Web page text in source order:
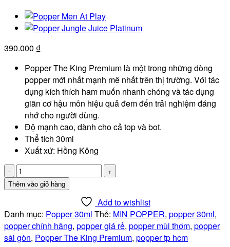
390.000 ₫
Popper The King Premium là một trong những dòng
popper mới nhất mạnh mẽ nhất trên thị trường. Với tác
dụng kích thích ham muốn nhanh chóng và tác dụng
giãn cơ hậu môn hiệu quả đem đến trải nghiệm đáng
nhớ cho người dùng.
Độ mạnh cao, dành cho cả top và bot.
Thể tích 30ml
Xuất xứ: Hồng Kông
Popper
The
King
30ml
cao
cấp
Thêm vào giỏ hàng
Add to wishlist
Danh mục: Popper 30ml Thẻ: MIN POPPER, popper 30ml,
popper chính hãng, popper giá rẻ, popper mùi thơm, popper
sài gòn, Popper The King Premium, popper tp hcm